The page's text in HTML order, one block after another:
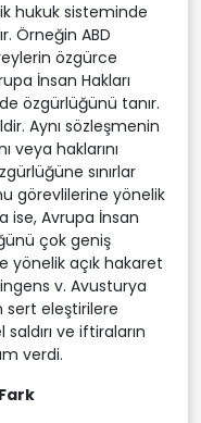
hukuk sisteminde
Örneğin ABD
özgürce
İnsan Hakları
özgürlüğünü tanır.
Aynı sözleşmenin
veya haklarını
sınırlar
görevlilerine yönelik
ise, Avrupa İnsan
çok geniş
yönelik açık hakaret
v. Avusturya
sert eleştirilere
ve iftiraların
verdi.